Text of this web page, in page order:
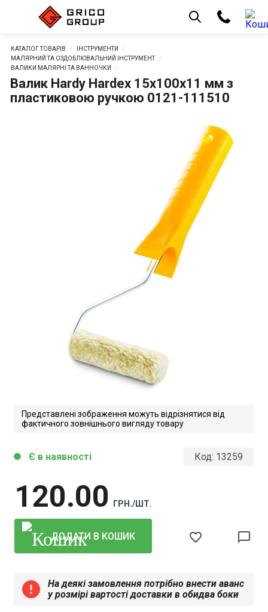
КАТАЛОГ ТОВАРІВ
ІНСТРУМЕНТИ
МАЛЯРНИЙ ТА ОЗДОБЛЮВАЛЬНИЙ ІНСТРУМЕНТ
ВАЛИКИ МАЛЯРНІ ТА ВАННОЧКИ
Валик Hardy Hardex 15х100х11 мм з
пластиковою ручкою 0121-111510
Представлені зображення можуть відрізнятися від
фактичного зовнішнього вигляду товару
Код: 13259
120 00 ГРН./ШТ.
circle Є в наявності
ДОДАТИ В КОШИК favorite_border chat_bubble_outline
error
На деякі замовлення потрібно внести аванс
у розмірі вартості доставки в обидва боки